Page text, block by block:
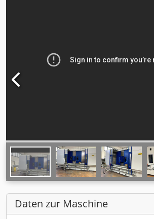
Daten zur Maschine